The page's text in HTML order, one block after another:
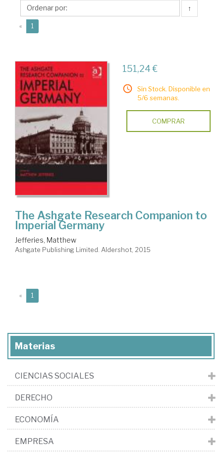
↑
« 1
151,24 €
Sin Stock. Disponible en
5/6 semanas.
COMPRAR
The Ashgate Research Companion to
Imperial Germany
Jefferies, Matthew
Ashgate Publishing Limited. Aldershot, 2015
« 1
Materias
CIENCIAS SOCIALES
DERECHO
ECONOMÍA
EMPRESA